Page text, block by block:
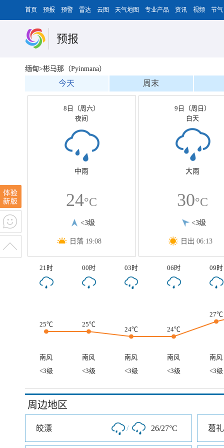
首页 预报 预警 雷达 云图 天气地图 专业产品 资讯 视频 节气
预报
缅甸>彬马那（Pyinmana）
今天 周末
8日（周六）
夜间
中雨
24°C
<3级
日落 19:08
9日（周日）
白天
大雨
30°C
<3级
日出 06:13
21时 00时 03时 06时 09时
25℃ 25℃
24℃ 24℃
27℃
南风 南风 南风 南风
南风
<3级
<3级 <3级 <3级 <3级
周边地区
皎漂 / 26/27°C 葛